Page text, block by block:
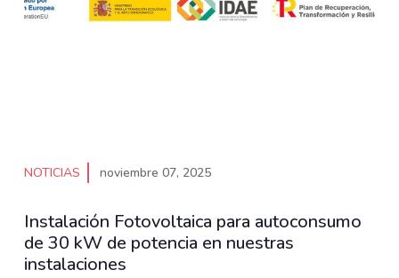
NOTICIAS noviembre 07, 2025
Instalación Fotovoltaica para autoconsumo
de 30 kW de potencia en nuestras
instalaciones